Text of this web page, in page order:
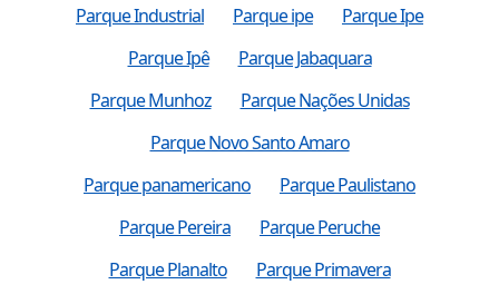
Parque Industrial
Parque ipe
Parque Ipe
Parque Ipê
Parque Jabaquara
Parque Munhoz
Parque Nações Unidas
Parque Novo Santo Amaro
Parque panamericano
Parque Paulistano
Parque Pereira
Parque Peruche
Parque Planalto
Parque Primavera